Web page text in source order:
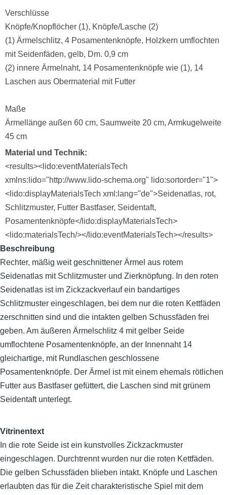
Verschlüsse
Knöpfe/Knopflöcher (1), Knöpfe/Lasche (2)
(1) Ärmelschlitz, 4 Posamentenknöpfe, Holzkern umflochten
mit Seidenfäden, gelb, Dm. 0,9 cm
(2) innere Ärmelnaht, 14 Posamentenknöpfe wie (1), 14
Laschen aus Obermaterial mit Futter
Maße
Ärmellänge außen 60 cm, Saumweite 20 cm, Armkugelweite
45 cm
Material und Technik
<results><lido:eventMaterialsTech
xmlns:lido="http://www.lido-schema.org" lido:sortorder="1">
<lido:displayMaterialsTech xml:lang="de">Seidenatlas, rot,
Schlitzmuster, Futter Bastfaser, Seidentaft,
Posamentenknöpfe</lido:displayMaterialsTech>
<lido:materialsTech/></lido:eventMaterialsTech></results>
Beschreibung
Rechter, mäßig weit geschnittener Ärmel aus rotem
Seidenatlas mit Schlitzmuster und Zierknöpfung. In den roten
Seidenatlas ist im Zickzackverlauf ein bandartiges
Schlitzmuster eingeschlagen, bei dem nur die roten Kettfäden
zerschnitten sind und die intakten gelben Schussfäden frei
geben. Am äußeren Ärmelschlitz 4 mit gelber Seide
umflochtene Posamentenknöpfe, an der Innennaht 14
gleichartige, mit Rundlaschen geschlossene
Posamentenknöpfe. Der Ärmel ist mit einem ehemals rötlichen
Futter aus Bastfaser gefüttert, die Laschen sind mit grünem
Seidentaft unterlegt.
Vitrinentext
In die rote Seide ist ein kunstvolles Zickzackmuster
eingeschlagen. Durchtrennt wurden nur die roten Kettfäden.
Die gelben Schussfäden blieben intakt. Knöpfe und Laschen
erlaubten das für die Zeit charakteristische Spiel mit dem